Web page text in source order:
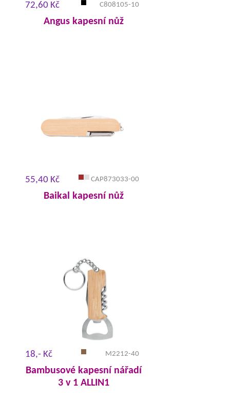
72,60 Kč C808105-10
Angus kapesní nůž
55,40 Kč CAP873033-00
Baikal kapesní nůž
18,- Kč M2212-40
Bambusové kapesní nářadí
3 v 1 ALLIN1